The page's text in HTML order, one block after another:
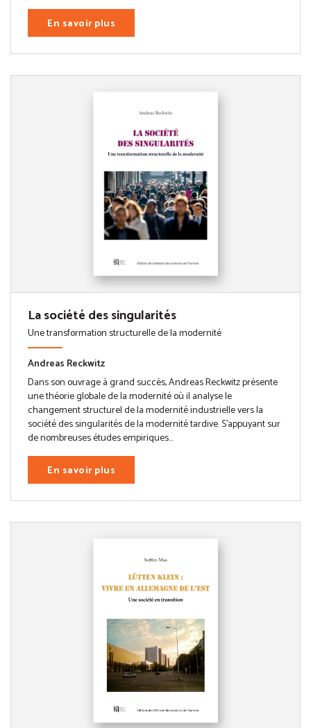
En savoir plus
La société des singularités
Une transformation structurelle de la modernité
Andreas Reckwitz
Dans son ouvrage à grand succès, Andreas Reckwitz présente
une théorie globale de la modernité où il analyse le
changement structurel de la modernité industrielle vers la
société des singularités de la modernité tardive. S’appuyant sur
de nombreuses études empiriques...
En savoir plus